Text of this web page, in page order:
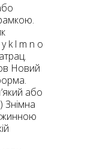
k l m n o
Новий
або
Знімна